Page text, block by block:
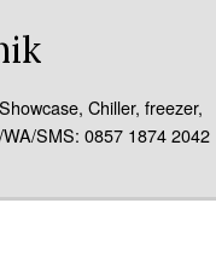
Chiller, freezer,
SMS: 0857 1874 2042